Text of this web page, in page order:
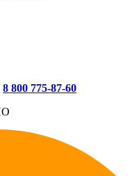
8 800 775‑87-60